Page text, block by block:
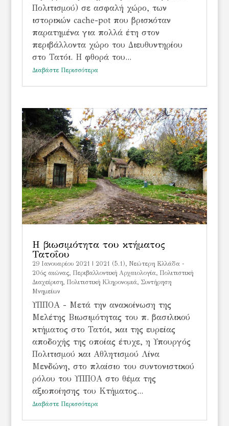
Πολιτισμού) σε ασφαλή χώρο, των
ιστορικών cache-pot που βρισκόταν
παρατημένα για πολλά έτη στον
περιβάλλοντα χώρο του Διευθυντηρίου
στο Τατόι. Η φθορά του...
Διαβάστε Περισσότερα
Η βιωσιμότητα του κτήματος
Τατοΐου
29 Ιανουαρίου 2021 | 2021 (5.1)
Νεώτερη Ελλάδα -
20ός αιώνας, Περιβαλλοντική Αρχαιολογία, Πολιτιστική
Διαχείριση, Πολιτιστική Κληρονομιά, Συντήρηση
Μνημείων
ΥΠΠΟΑ - Μετά την ανακοίνωση της
Μελέτης Βιωσιμότητας του π. βασιλικού
κτήματος στο Τατόι, και της ευρείας
αποδοχής της οποίας έτυχε, η Υπουργός
Πολιτισμού και Αθλητισμού Λίνα
Μενδώνη, στο πλαίσιο του συντονιστικού
ρόλου του ΥΠΠΟΑ στο θέμα της
αξιοποίησης του Κτήματος...
Διαβάστε Περισσότερα